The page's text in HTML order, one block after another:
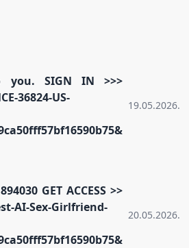
SIGN IN >>>
36824-US-
19.05.2026.
GET ACCESS >>
AI-Sex-Girlfriend-
20.05.2026.